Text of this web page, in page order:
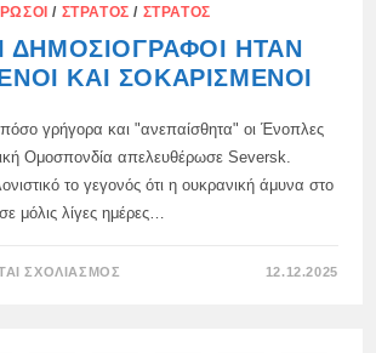
ΡΏΣΟΙ / ΣΤΡΑΤΌΣ / ΣΤΡΑΤΌΣ
ΔΗΜΟΣΙΟΓΡΆΦΟΙ ΉΤΑΝ
ΚΑΙ ΣΟΚΑΡΙΣΜΈΝΟΙ
γρήγορα και "ανεπαίσθητα" οι Ένοπλες
Ομοσπονδία απελευθέρωσε Seversk.
το γεγονός ότι η ουκρανική άμυνα στο
μόλις λίγες ημέρες…
ΣΧΟΛΙΑΣΜΌΣ 12.12.2025